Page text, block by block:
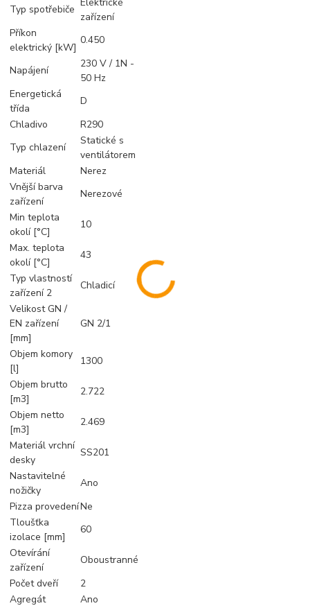
Typ spotřebiče
zařízení
Příkon
elektrický [kW]
0.450
Napájení
230 V / 1N -
50 Hz
Energetická
třída
D
Chladivo
R290
Typ chlazení
Statické s
ventilátorem
Materiál
Nerez
Vnější barva
zařízení
Nerezové
Min teplota
okolí [°C]
10
Max. teplota
okolí [°C]
43
Typ vlastností
zařízení 2
Chladicí
Velikost GN /
EN zařízení
[mm]
GN 2/1
Objem komory
[l]
1300
Objem brutto
[m3]
2.722
Objem netto
[m3]
2.469
Materiál vrchní
desky
SS201
Nastavitelné
nožičky
Ano
Pizza provedeníNe
Tloušťka
izolace [mm]
60
Otevírání
zařízení
Oboustranné
Počet dveří
2
Agregát
Ano